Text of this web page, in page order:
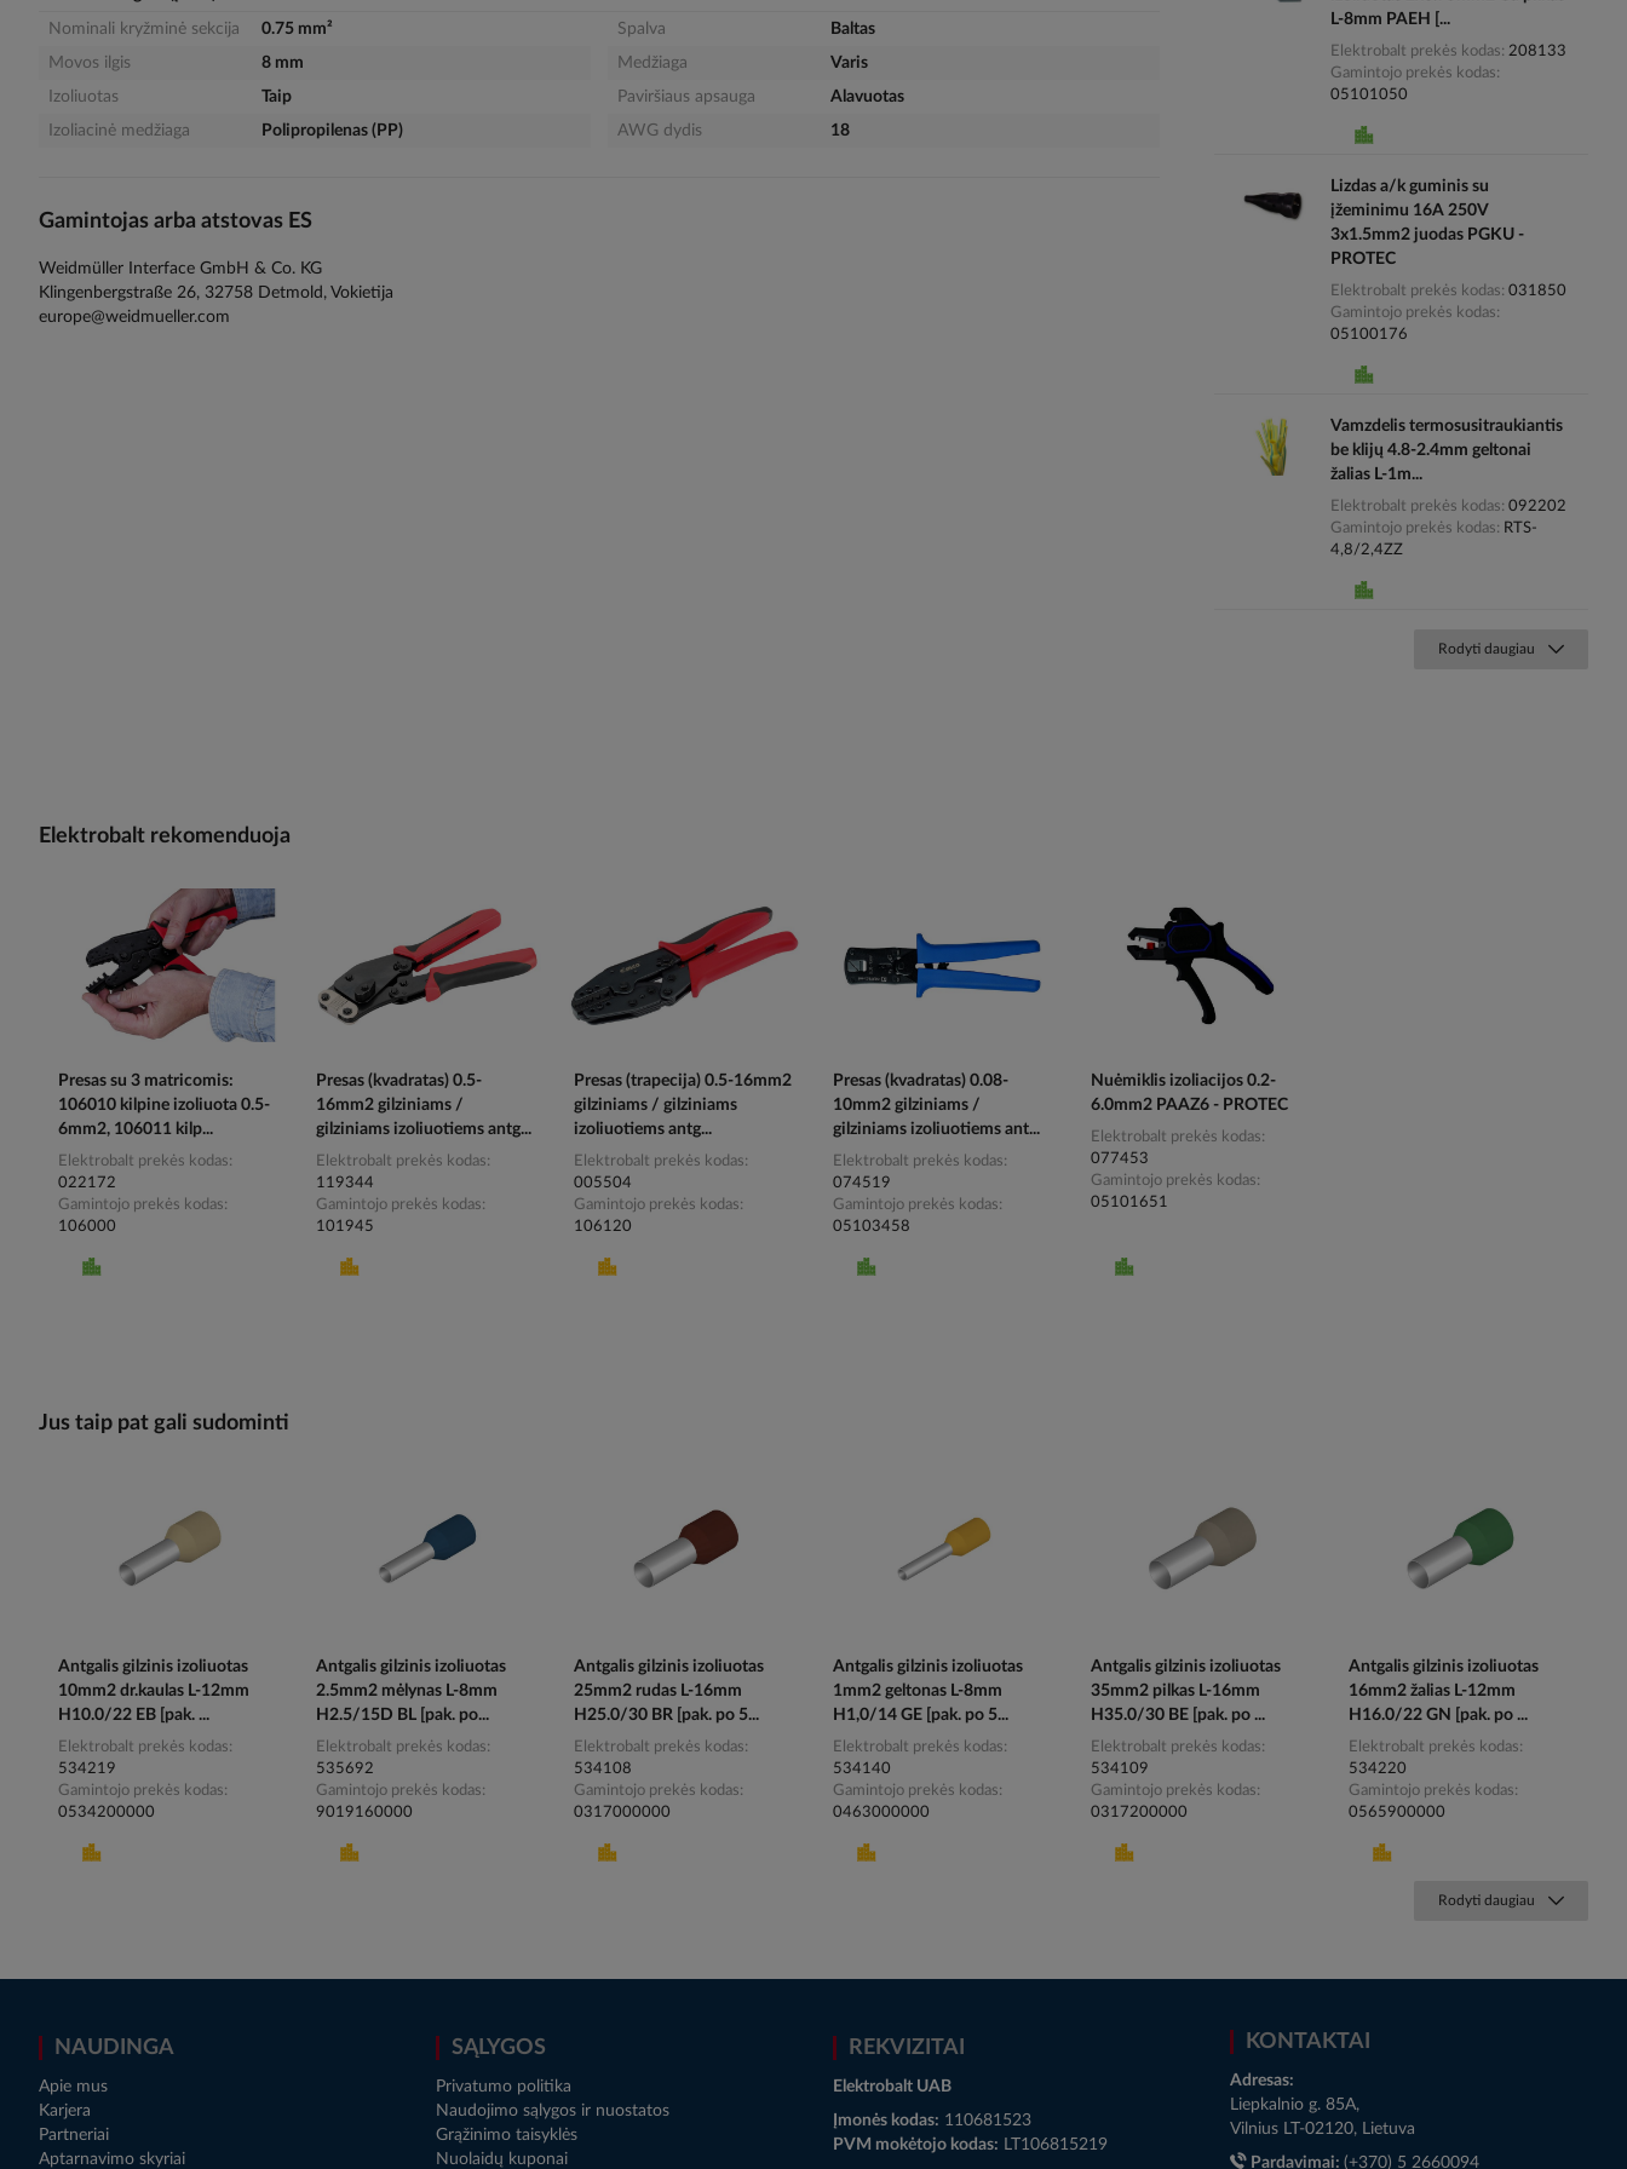
gallery
Nominali kryžminė sekcija
0.75 mm²
Movos ilgis
8 mm
Izoliuotas
Taip
Izoliacinė medžiaga
Polipropilenas (PP)
Spalva
Baltas
Medžiaga
Varis
Paviršiaus apsauga
Alavuotas
AWG dydis
18
Gamintojas arba atstovas ES
Weidmüller Interface GmbH & Co. KG
Klingenbergstraße 26, 32758 Detmold, Vokietija
europe@weidmueller.com
L-8mm PAEH [...
Elektrobalt prekės kodas 208133
Gamintojo prekės kodas
05101050
Lizdas a/k guminis su
įžeminimu 16A 250V
3x1.5mm2 juodas PGKU -
PROTEC
Elektrobalt prekės kodas 031850
Gamintojo prekės kodas
05100176
Vamzdelis termosusitraukiantis
be klijų 4.8-2.4mm geltonai
žalias L-1m...
Elektrobalt prekės kodas 092202
Gamintojo prekės kodas
RTS-
4,8/2,4ZZ
Rodyti daugiau
Elektrobalt rekomenduoja
Presas su 3 matricomis:
106010 kilpine izoliuota 0.5-
6mm2, 106011 kilp...
Elektrobalt prekės kodas
022172
Gamintojo prekės kodas
106000
Presas (kvadratas) 0.5-
16mm2 gilziniams /
gilziniams izoliuotiems antg...
Elektrobalt prekės kodas
119344
Gamintojo prekės kodas
101945
Presas (trapecija) 0.5-16mm2
gilziniams / gilziniams
izoliuotiems antg...
Elektrobalt prekės kodas
005504
Gamintojo prekės kodas
106120
Presas (kvadratas) 0.08-
10mm2 gilziniams /
gilziniams izoliuotiems ant...
Elektrobalt prekės kodas
074519
Gamintojo prekės kodas
05103458
Nuėmiklis izoliacijos 0.2-
6.0mm2 PAAZ6 - PROTEC
Elektrobalt prekės kodas
077453
Gamintojo prekės kodas
05101651
Jus taip pat gali sudominti
Antgalis gilzinis izoliuotas
10mm2 dr.kaulas L-12mm
H10.0/22 EB [pak. ...
Elektrobalt prekės kodas
534219
Gamintojo prekės kodas
0534200000
Antgalis gilzinis izoliuotas
2.5mm2 mėlynas L-8mm
H2.5/15D BL [pak. po...
Elektrobalt prekės kodas
535692
Gamintojo prekės kodas
9019160000
Antgalis gilzinis izoliuotas
25mm2 rudas L-16mm
H25.0/30 BR [pak. po 5...
Elektrobalt prekės kodas
534108
Gamintojo prekės kodas
0317000000
Antgalis gilzinis izoliuotas
1mm2 geltonas L-8mm
H1,0/14 GE [pak. po 5...
Elektrobalt prekės kodas
534140
Gamintojo prekės kodas
0463000000
Antgalis gilzinis izoliuotas
35mm2 pilkas L-16mm
H35.0/30 BE [pak. po ...
Elektrobalt prekės kodas
534109
Gamintojo prekės kodas
0317200000
Antgalis gilzinis izoliuotas
16mm2 žalias L-12mm
H16.0/22 GN [pak. po ...
Elektrobalt prekės kodas
534220
Gamintojo prekės kodas
0565900000
Rodyti daugiau
NAUDINGA
Apie mus
Karjera
Partneriai
Aptarnavimo skyriai
SĄLYGOS
Privatumo politika
Naudojimo sąlygos ir nuostatos
Grąžinimo taisyklės
Nuolaidų kuponai
REKVIZITAI
Elektrobalt UAB
Įmonės kodas: 110681523
PVM mokėtojo kodas: LT106815219
KONTAKTAI
Adresas:
Liepkalnio g. 85A,
Vilnius LT-02120, Lietuva
Pardavimai: (+370) 5 2660094